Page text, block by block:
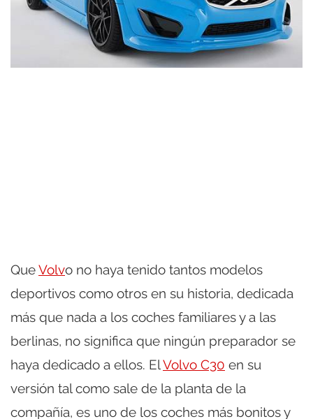
QueVolvo no haya tenido tantos modelos
deportivos como otros en su historia, dedicada
más que nada a los coches familiares y a las
berlinas, no significa que ningún preparador se
haya dedicado a ellos. ElVolvo C30 en su
versión tal como sale de la planta de la
compañía, es uno de los coches más bonitos y